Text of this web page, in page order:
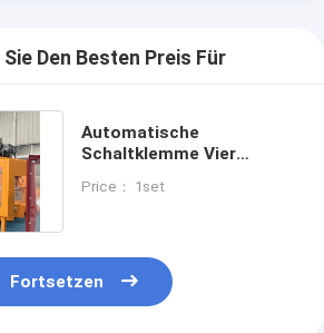
Den Besten Preis Für
Automatische
Schaltklemme Vier
Blasemaschine
Price： 1set
Fortsetzen